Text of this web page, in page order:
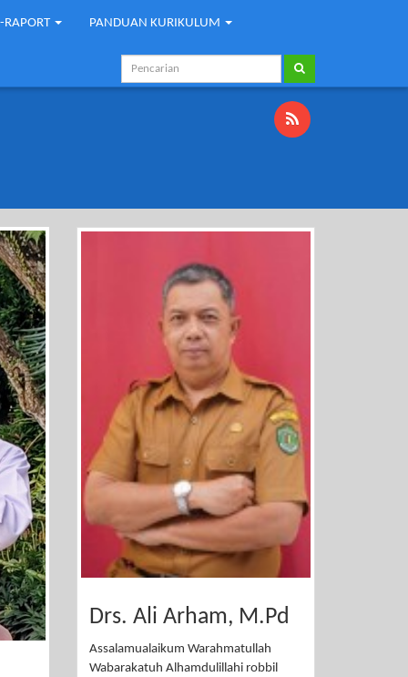
RAPORT PANDUAN KURIKULUM
Drs. Ali Arham, M.Pd
Assalamualaikum Warahmatullah
Wabarakatuh Alhamdulillahi robbil